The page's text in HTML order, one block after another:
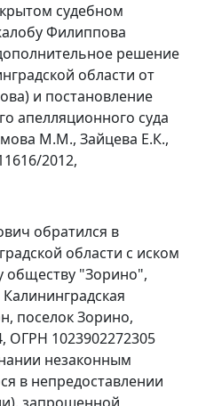
судебном
Филиппова
решение
области от
и постановление
апелляционного суда
М.М., Зайцева Е.К.,
2012,
обратился в
области с иском
обществу "Зорино",
поселок Зорино,
ОГРН 1023902272305
незаконным
в непредоставлении